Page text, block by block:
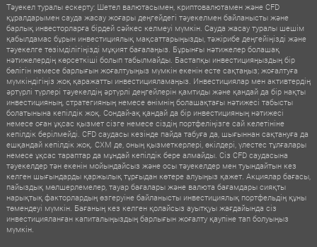
Тәуекел туралы ескерту: Шетел валютасымен, криптовалютамен және CFD
құралдарымен сауда жасау жоғары деңгейдегі тәуекелмен байланысты және
барлық инвесторларға бірдей сәйкес келмеуі мүмкін. Сауда жасау туралы шешім
қабылдамас бұрын инвестициялық мақсаттарыңызды, тәжірибе деңгейіңізді және
тәуекелге төзімділігіңізді мұқият бағалаңыз. Бұрынғы нәтижелер болашақ
нәтижелердің көрсеткіші болып табылмайды. Бастапқы инвестицияңыздың бір
бөлігін немесе барлығын жоғалтуыңыз мүмкін екенін есте сақтаңыз; жоғалтуға
мүмкіндігіңіз жоқ қаражатты инвестицияламаңыз. Инвестициялар мен активтердің
әртүрлі түрлері тәуекелдің әртүрлі деңгейлерін қамтиды және қандай да бір нақты
инвестицияның, стратегияның немесе өнімнің болашақтағы нәтижесі табысты
болатынына кепілдік жоқ. Сондай-ақ қандай да бір инвестицияның нәтижесі
немесе оған ұқсас қызмет сізге немесе сіздің портфеліңізге сай келетініне
кепілдік берілмейді. CFD саудасы кезінде пайда табуға да, шығыннан сақтануға да
ешқандай кепілдік жоқ. CXM де, оның қызметкерлері, өкілдері, үлестес тұлғалары
немесе ұқсас тараптар да мұндай кепілдік бере алмайды. Сіз CFD саудасына
тәуекелдер тән екенін мойындайсыз және осы тәуекелдер мен туындайтын кез
келген шығындарды қаржылық тұрғыдан көтере алуыңыз қажет. Акциялар бағасы,
пайыздық мөлшерлемелер, тауар бағалары және валюта бағамдары сияқты
нарықтық факторлардың өзгеруіне байланысты инвестициялық портфельдің құны
төмендеуі мүмкін. Бағаның кез келген қолайсыз ауытқуы жағдайында сіз
инвестицияланған капиталыңыздың барлығын жоғалту қаупіне тап болуыңыз
мүмкін.